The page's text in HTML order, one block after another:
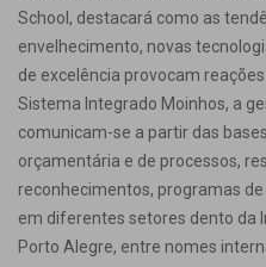
School, destacará como as
envelhecimento, novas
de excelência provocam
Sistema Integrado Moinhos, a
comunicam-se a partir das
orçamentária e de processos,
reconhecimentos, programas
em diferentes setores dento da
Porto Alegre, entre nomes